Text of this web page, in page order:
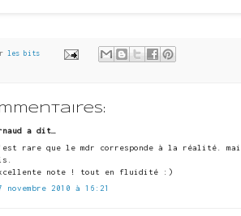
les bits
a dit…
rare que le mdr corresponde à la réalité.
note ! tout en fluidité :)
novembre 2010 à 16:21